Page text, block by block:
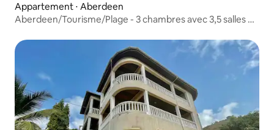
Appartement ⋅ Aberdeen
Aberdeen/Tourisme/Plage - 3 chambres avec 3,5 salles de